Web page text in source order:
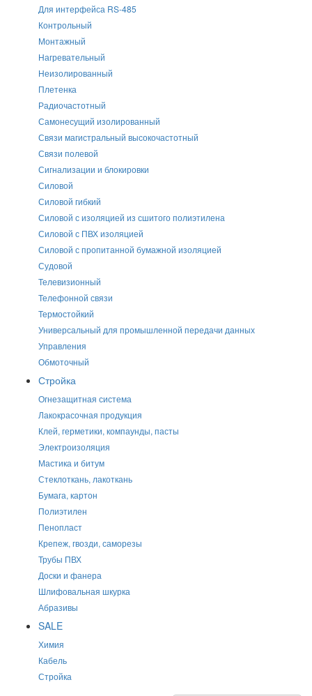
Для интерфейса RS-485
Контрольный
Монтажный
Нагревательный
Неизолированный
Плетенка
Радиочастотный
Самонесущий изолированный
Связи магистральный высокочастотный
Связи полевой
Сигнализации и блокировки
Силовой
Силовой гибкий
Силовой с изоляцией из сшитого полиэтилена
Силовой с ПВХ изоляцией
Силовой с пропитанной бумажной изоляцией
Судовой
Телевизионный
Телефонной связи
Термостойкий
Универсальный для промышленной передачи данных
Управления
Обмоточный
Стройка
Огнезащитная система
Лакокрасочная продукция
Клей, герметики, компаунды, пасты
Электроизоляция
Мастика и битум
Стеклоткань, лакоткань
Бумага, картон
Полиэтилен
Пенопласт
Крепеж, гвозди, саморезы
Трубы ПВХ
Доски и фанера
Шлифовальная шкурка
Абразивы
SALE
Химия
Кабель
Стройка